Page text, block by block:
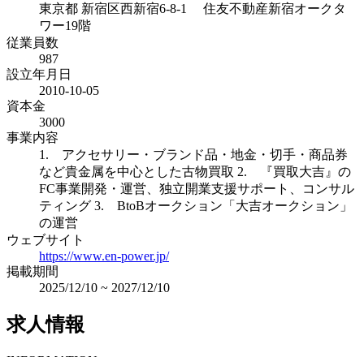
東京都 新宿区西新宿6-8-1 住友不動産新宿オークタ
ワー19階
従業員数
987
設立年月日
2010-10-05
資本金
3000
事業内容
1. アクセサリー・ブランド品・地金・切手・商品券
など貴金属を中心とした古物買取 2. 『買取大吉』の
FC事業開発・運営、独立開業支援サポート、コンサル
ティング 3. BtoBオークション「大吉オークション」
の運営
ウェブサイト
https://www.en-power.jp/
掲載期間
2025/12/10 ~ 2027/12/10
求人情報